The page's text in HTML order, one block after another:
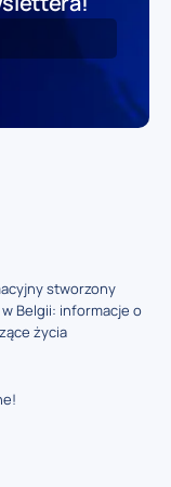
stworzony
Belgii: informacje o
życia